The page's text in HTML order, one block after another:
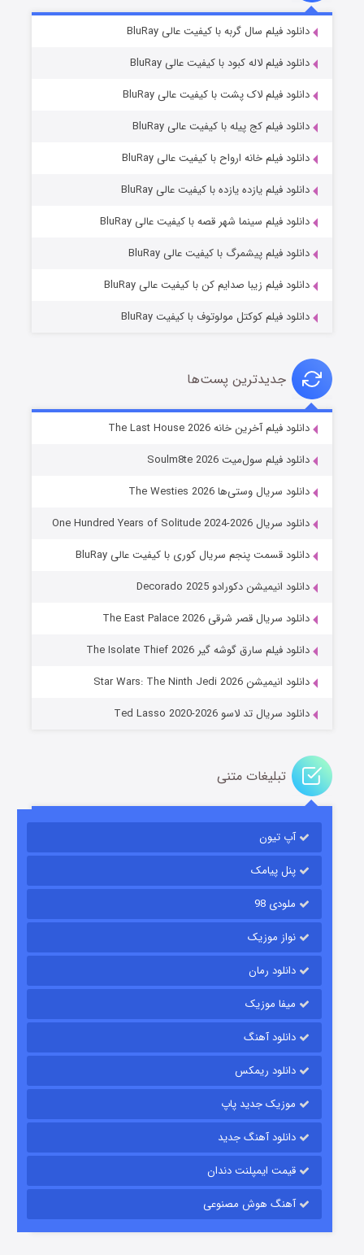
قسمت۲ (زیرنویس) منتشر شد
شوگر فصل ۲
خاندان اژدها فصل ۳
قسمت۶ (زیرنویس) منتشر شد
قسمت
دانلود فیلم سال گربه با کیفیت عالی BluRay
دانلود فیلم لاله کبود با کیفیت عالی BluRay
دانلود فیلم لاک پشت با کیفیت عالی BluRay
دانلود فیلم کج‌ پیله با کیفیت عالی BluRay
دانلود فیلم خانه ارواح با کیفیت عالی BluRay
دانلود فیلم یازده یازده با کیفیت عالی BluRay
دانلود فیلم سینما شهر قصه با کیفیت عالی BluRay
دانلود فیلم پیشمرگ با کیفیت عالی BluRay
دانلود فیلم زیبا صدایم کن با کیفیت عالی BluRay
دانلود فیلم کوکتل مولوتوف با کیفیت BluRay
جدیدترین پست‌ها
دانلود فیلم آخرین خانه The Last House 2026
دانلود فیلم سول‌میت Soulm8te 2026
دانلود سریال وستی‌ها The Westies 2026
دانلود سریال One Hundred Years of Solitude 2024-2026
دانلود قسمت پنجم سریال کوری با کیفیت عالی BluRay
دانلود انیمیشن دکورادو Decorado 2025
دانلود سریال قصر شرقی The East Palace 2026
دانلود فیلم سارق گوشه گیر The Isolate Thief 2026
دانلود انیمیشن Star Wars: The Ninth Jedi 2026
دانلود سریال تد لاسو Ted Lasso 2020-2026
تبلیغات متنی
آپ تیون
پنل پیامک
ملودی 98
نواز موزیک
دانلود رمان
میفا موزیک
دانلود آهنگ
دانلود ریمکس
موزیک جدید پاپ
دانلود آهنگ جدید
قیمت ایمپلنت دندان
آهنگ هوش مصنوعی